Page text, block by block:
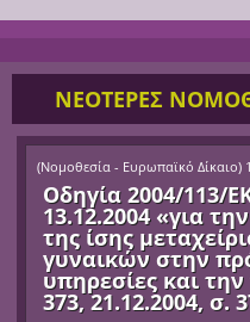
ΝΕΟΤΕΡΕΣ
(Νομοθεσία - Ευρωπαϊκό Δίκαιο)
Οδηγία 2004/113/
13.12.2004 «για
της ίσης
γυναικών στην
υπηρεσίες και
373, 21.12.2004, σ.